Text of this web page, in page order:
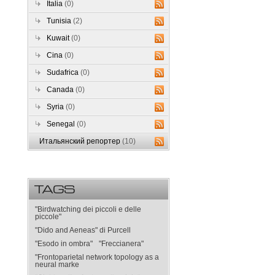
Italia(0)
Tunisia(2)
Kuwait(0)
Cina(0)
Sudafrica(0)
Canada(0)
Syria(0)
Senegal(0)
Итальянский репортер(10)
TAGS
"Birdwatching dei piccoli e delle
piccole"
"Dido and Aeneas" di Purcell
"Esodo in ombra"
"Freccianera"
"Frontoparietal network topology as a
neural marke